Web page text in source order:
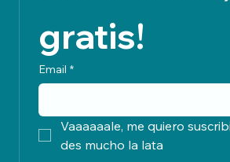
gratis!
Email *
Vaaaaaale, me quiero
des mucho la lata